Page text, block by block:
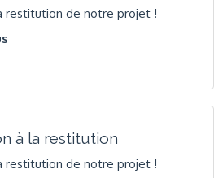
restitution de notre projet !
à la restitution
restitution de notre projet !